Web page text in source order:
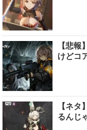
【悲報
けどコ
【ネタ
るんじ